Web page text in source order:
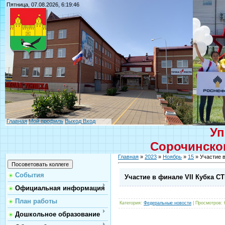
Пятница, 07.08.2026, 6:19:46
Главная Мой профиль Выход Вход
События
Официальная информация
План работы
Дошкольное образование
Главная » 2023 » Ноябрь » 15 » Участие
Участие в финале VII Кубка
Категория: Федеральные новости Просмотров: